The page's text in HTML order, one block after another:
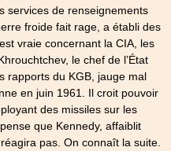
services de renseignements
froide fait rage, a établi des
vraie concernant la CIA, les
le chef de l’État
rapports du KGB, jauge mal
en juin 1961. Il croit pouvoir
des missiles sur les
que Kennedy, affaiblit
pas. On connaît la suite.